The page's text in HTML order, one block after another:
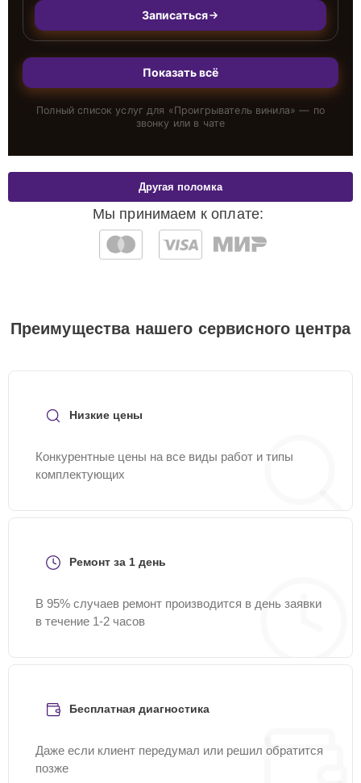
Записаться
Показать всё
Полный список услуг для «Проигрыватель винила» — по
звонку или в чате
Мы принимаем к оплате:
Другая поломка
Преимущества нашего сервисного центра
Низкие цены
Конкурентные цены на все виды работ и типы
комплектующих
Ремонт за 1 день
В 95% случаев ремонт производится в день заявки
в течение 1-2 часов
Бесплатная диагностика
Даже если клиент передумал или решил обратится
позже